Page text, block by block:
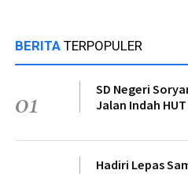
BERITA TERPOPULER
01
SD Negeri
Jalan Indah HUT
Hadiri Lepas